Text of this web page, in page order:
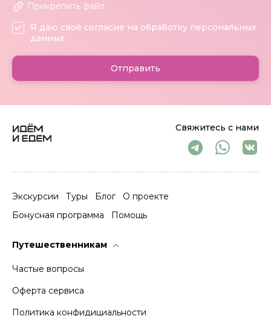
Свяжитесь с нами
Экскурсии Туры Блог
О проекте
Бонусная программа
Помощь
Путешественникам
Частые вопросы
Оферта сервиса
Политика конфидициальности
Прикрепить файл
Я даю своё согласие на обработку персональных
данных
Отправить